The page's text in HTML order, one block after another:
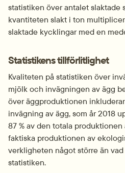
statistiken över antalet slaktade
kvantiteten slakt i ton
slaktade kycklingar med en
Statistikens tillförlitlighet
Kvaliteten på statistiken över
mjölk och invägningen av ägg
över äggproduktionen
invägning av ägg, som år 2018
87 % av den totala
faktiska produktionen av
verkligheten något större än
statistiken.